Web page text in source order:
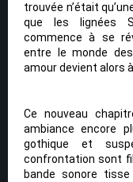
trouvée n’était
que les lignées
commence à se
entre le monde
amour devient alors
Ce nouveau
ambiance encore
gothique et
confrontation sont
bande sonore